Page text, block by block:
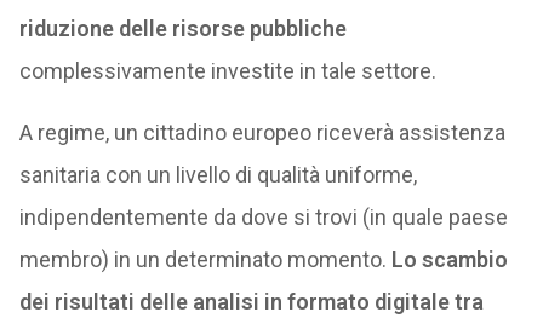
riduzione delle risorse pubbliche
complessivamente investite in tale settore.
A regime, un cittadino europeo riceverà assistenza
sanitaria con un livello di qualità uniforme,
indipendentemente da dove si trovi (in quale paese
membro) in un determinato momento. Lo scambio
dei risultati delle analisi in formato digitale tra